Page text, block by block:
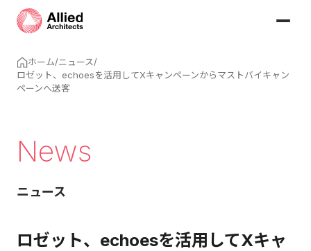
ホーム/ニュース/
ロゼット、echoesを活用してXキャンペーンからマストバイキャン
ペーンへ送客
News
ニュース
ロゼット、echoesを活用してXキャ